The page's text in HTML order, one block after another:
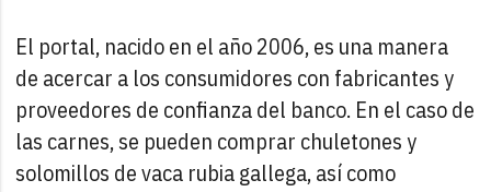
El portal, nacido en el año 2006, es una manera
de acercar a los consumidores con fabricantes y
proveedores de confianza del banco. En el caso de
las carnes, se pueden comprar chuletones y
solomillos de vaca rubia gallega, así como